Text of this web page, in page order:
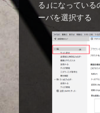
る」になってい
ーバを選択する